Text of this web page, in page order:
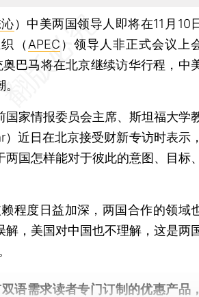
） 中美两国领导人即将在11月10
（ APEC ）领导人非正式会议上
巴马将在北京继续访华行程，中
家情报委员会主席、斯坦福大学
近日在北京接受财新专访时表示，
国怎样能对于彼此的意图、目标、
度日益加深，两国合作的领域
解，美国对中国也不理解，这是两
语需求读者专门订制的优惠产品，